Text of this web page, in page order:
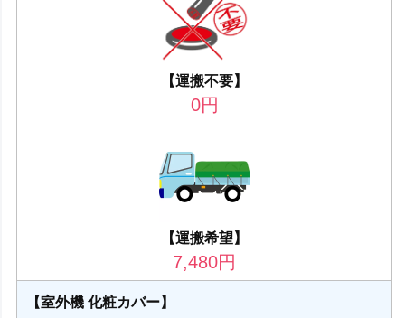
【運搬不要】
0円
【運搬希望】
7,480円
【室外機 化粧カバー】